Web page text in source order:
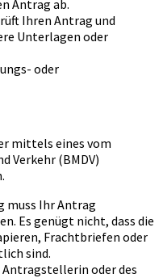
Antrag ab.
Ihren Antrag und
Unterlagen oder
oder
mittels eines vom
Verkehr (BMDV)
muss Ihr Antrag
Es genügt nicht, dass die
Frachtbriefen oder
sind.
Antragstellerin oder des